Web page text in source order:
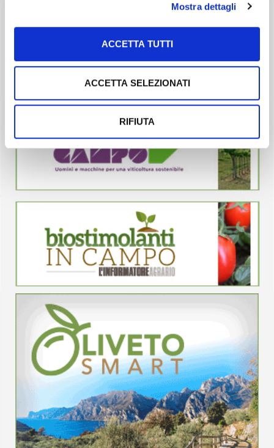
Mostra dettagli
ACCETTA TUTTI
ACCETTA SELEZIONATI
RIFIUTA